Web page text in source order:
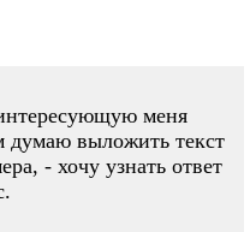
меня
думаю выложить текст
- хочу узнать ответ